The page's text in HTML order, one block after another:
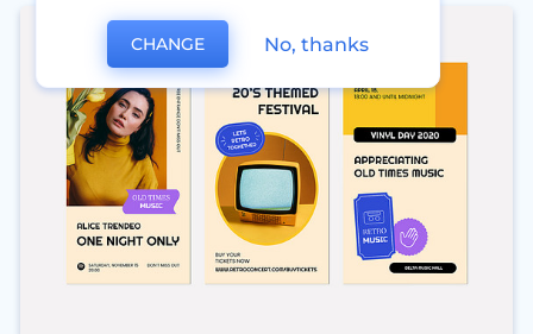
CHANGE No, thanks